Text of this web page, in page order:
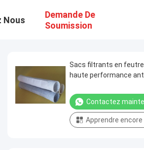
Nous
Demande De
Soumission
Sacs filtrants en
haute performance
Contactez
Apprendre encore